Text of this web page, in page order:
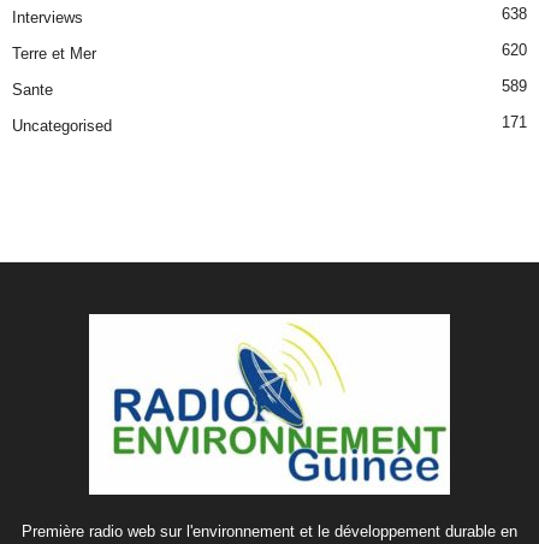
Interviews 638
Terre et Mer 620
Sante 589
Uncategorised 171
Première radio web sur l'environnement et le développement durable en